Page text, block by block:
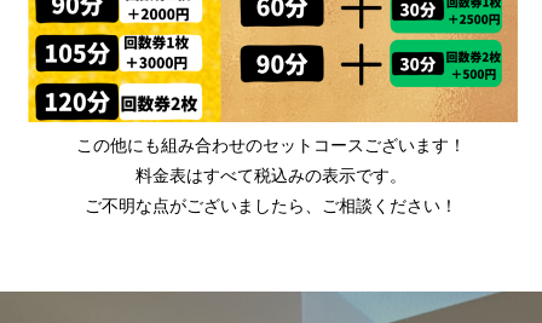
この他にも組み合わせのセットコースございます！
料金表はすべて税込みの表示です。
ご不明な点がございましたら、ご相談ください！